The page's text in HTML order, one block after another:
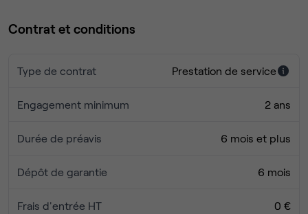
Accès à l’espace fitness et spa :
Sauna
Mise à disposition serviettes, chausson, etc..
d’une banque.
Wi-Fi personnalisable à la demande
Réservation salle de réunion
Contrat et conditions
Type de contrat Prestation de service
Engagement minimum 2 ans
Durée de préavis 6 mois et plus
Dépôt de garantie 6 mois
Frais d'entrée HT 0 €